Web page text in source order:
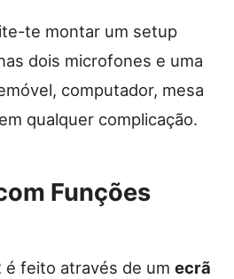
te montar um setup
dois microfones e uma
computador, mesa
qualquer complicação.
Funções
é feito através de um ecrã